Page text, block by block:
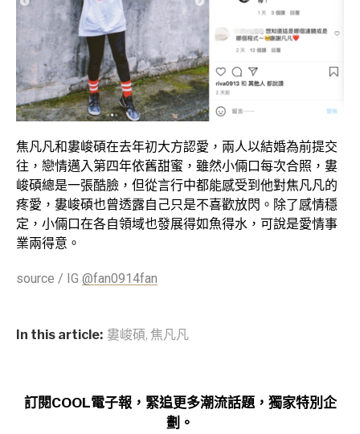
焦凡凡和婁峻碩在去年初大方認愛，兩人以結婚為前提交
往，戀情邁入第四年依舊甜蜜，雖然小倆口每次合照，婁
峻碩總是一張酷臉，但從言行中都能感受到他對焦凡凡的
疼愛，婁峻碩也曾透露自己只是不喜歡放閃。除了感情穩
定，小倆口在各自領域也發展得如魚得水，可說是愛情事
業兩得意。
source / IG @fan0914fan
In this article: 婁峻碩, 焦凡凡
訂閱COOL電子報，緊追更多潮流話題，獨家特別企
劃。